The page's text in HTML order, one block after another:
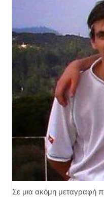
Σε μια ακόμη μεταγραφή